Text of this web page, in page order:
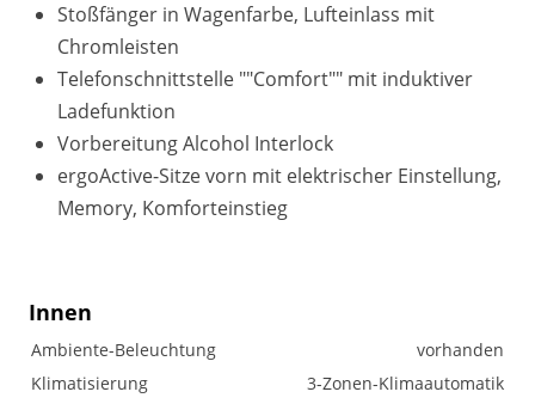
Stoßfänger in Wagenfarbe, Lufteinlass mit
Chromleisten
Telefonschnittstelle ""Comfort"" mit induktiver
Ladefunktion
Vorbereitung Alcohol Interlock
ergoActive-Sitze vorn mit elektrischer Einstellung,
Memory, Komforteinstieg
Innen
Ambiente-Beleuchtung
vorhanden
Klimatisierung
3-Zonen-Klimaautomatik